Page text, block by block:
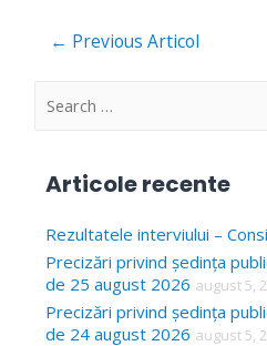
Navigare
← Previous Articol
S
c
h
f
o
Articole recente
Rezultatele interviului –
Precizări privind ședința
de 25 august 2026 august 5,
Precizări privind ședința
de 24 august 2026 august 5,